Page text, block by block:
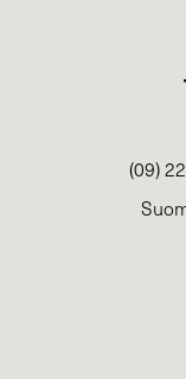
(09)